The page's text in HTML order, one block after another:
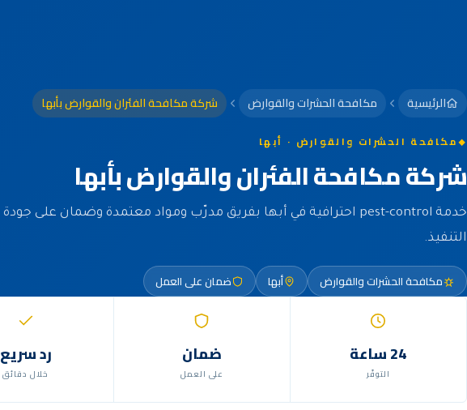
الرئيسية مكافحة الحشرات والقوارض شركة مكافحة الفئران والقوارض بأبها
مكافحة الحشرات والقوارض · أبها
شركة مكافحة الفئران والقوارض بأبها
خدمة pest-control احترافية في أبها بفريق مدرّب ومواد معتمدة وضمان على جودة
التنفيذ.
مكافحة الحشرات والقوارض أبها ضمان على العمل
24 ساعة
التوفّر
ضمان
على العمل
رد سريع
خلال دقائق